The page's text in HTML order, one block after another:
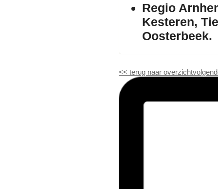
Regio
Kesteren,
Oosterbeek.
<< terug naar overzicht